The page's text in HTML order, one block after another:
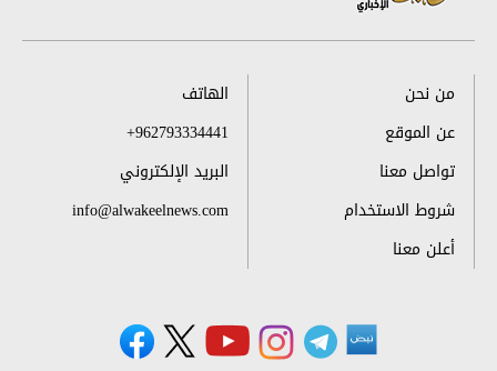
من نحن
عن الموقع
تواصل معنا
شروط الاستخدام
أعلن معنا
الهاتف
+962793334441
البريد الإلكتروني
info@alwakeelnews.com